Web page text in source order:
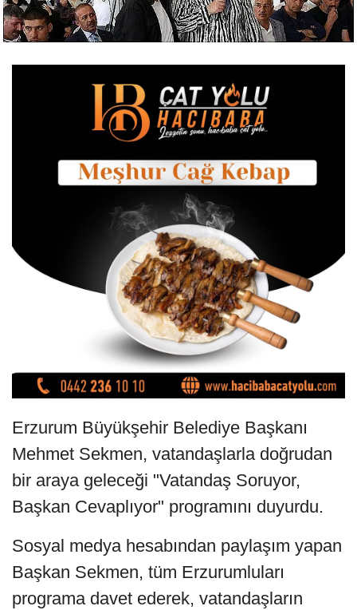
Erzurum Büyükşehir Belediye Başkanı
Mehmet Sekmen, vatandaşlarla doğrudan
bir araya geleceği "Vatandaş Soruyor,
Başkan Cevaplıyor" programını duyurdu.
Sosyal medya hesabından paylaşım yapan
Başkan Sekmen, tüm Erzurumluları
programa davet ederek, vatandaşların